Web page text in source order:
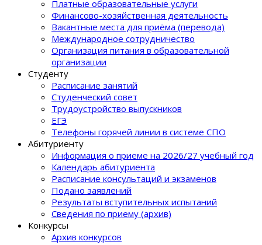
Платные образовательные услуги
Финансово-хозяйственная деятельность
Вакантные места для приёма (перевода)
Международное сотрудничество
Организация питания в образовательной
организации
Студенту
Расписание занятий
Студенческий совет
Трудоустройство выпускников
ЕГЭ
Телефоны горячей линии в системе СПО
Абитуриенту
Информация о приеме на 2026/27 учебный год
Календарь абитуриента
Расписание консультаций и экзаменов
Подано заявлений
Результаты вступительных испытаний
Сведения по приему (архив)
Конкурсы
Архив конкурсов